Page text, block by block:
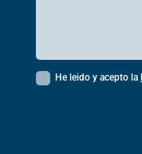
He leido y acepto la